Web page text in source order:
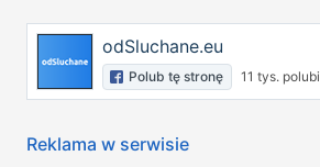
odSluchane.eu
Polub tę stronę 11 tys.
Reklama w serwisie